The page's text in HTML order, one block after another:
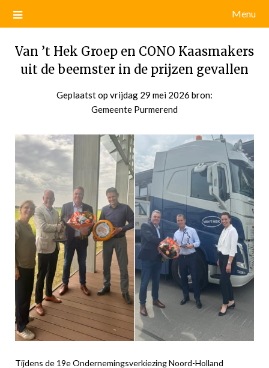
Menu
Van ’t Hek Groep en CONO Kaasmakers
uit de beemster in de prijzen gevallen
Geplaatst op vrijdag 29 mei 2026 door
bron:
Gemeente Purmerend
Tijdens de 19e Ondernemingsverkiezing Noord-Holland